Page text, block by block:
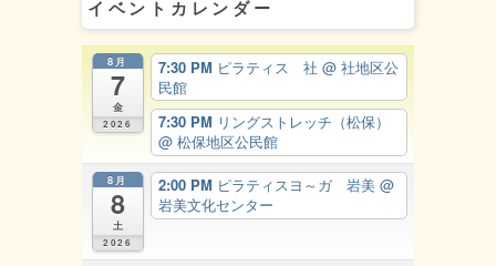
イベントカレンダー
8月
7
金
2026
7:30 PM ピラティス 社 @ 社地区公
民館
7:30 PM リングストレッチ（松保）
@ 松保地区公民館
8月
8
土
2026
2:00 PM ピラティスヨ～ガ 岩美 @
岩美文化センター